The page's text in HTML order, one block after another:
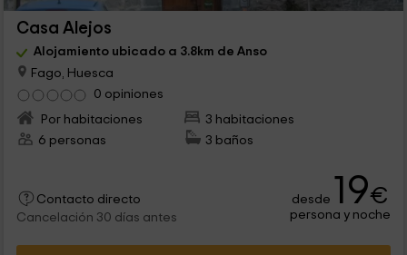
Casa Alejos
Alojamiento ubicado a 3.8km de Anso
Fago, Huesca
0 opiniones
Por habitaciones
3 habitaciones
6 personas
3 baños
Contacto directo
Cancelación 30 días antes
desde 19€
persona y noche